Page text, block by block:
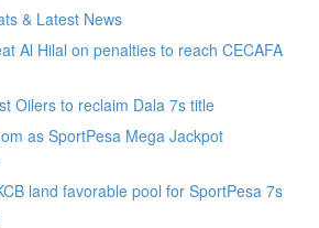
& Latest News
Al Hilal on penalties to reach CECAFA
Oilers to reclaim Dala 7s title
as SportPesa Mega Jackpot
land favorable pool for SportPesa 7s